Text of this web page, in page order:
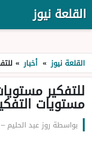
القلعة نيوز
القلعة نيوز » أخبار »
للتفكير
مستويات
بواسطة روز عبد الحليم–